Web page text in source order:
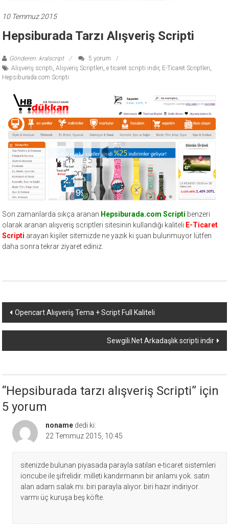
temalar,
wordpress
temaları,
php
temaları,
theme
download
sitesi.
10 Temmuz 2015
Hepsiburada Tarzı Alışveriş Scripti
Gönderen: kralscript
5 yorum
Alışveriş scripti,Alışveriş Scriptleri,e ticaret scripti indir, E-Ticaret Scriptleri,
Hepsiburada.com Scripti
Son zamanlarda sıkça aranan Hepsiburada.com Scripti benzeri
olarak aranan alışveriş scriptleri sitesinin kullandığı kaliteli E-Ticaret
Scripti arayan kişiler sitemizde ne yazık ki şuan bulunmuyor lütfen
daha sonra tekrar ziyaret ediniz.
Yazı
dolaşımı
Opencart Alışveriş Tema + Script Full Kaliteli
Sewgili.Net Arkadaşlık scripti indir
“Hepsiburada tarzı alışveriş Scripti” için
5 yorum
noname dedi ki:
22 Temmuz 2015, 10:45
sitenizde bulunan piyasada parayla satılan e-ticaret sistemleri
ioncube ile şifrelidir. milleti kandırmanın bir anlamı yok. satın
alan adam salak mı. biri parayla alıyor. biri hazır indiriyor.
varmı üç kuruşa beş köfte.